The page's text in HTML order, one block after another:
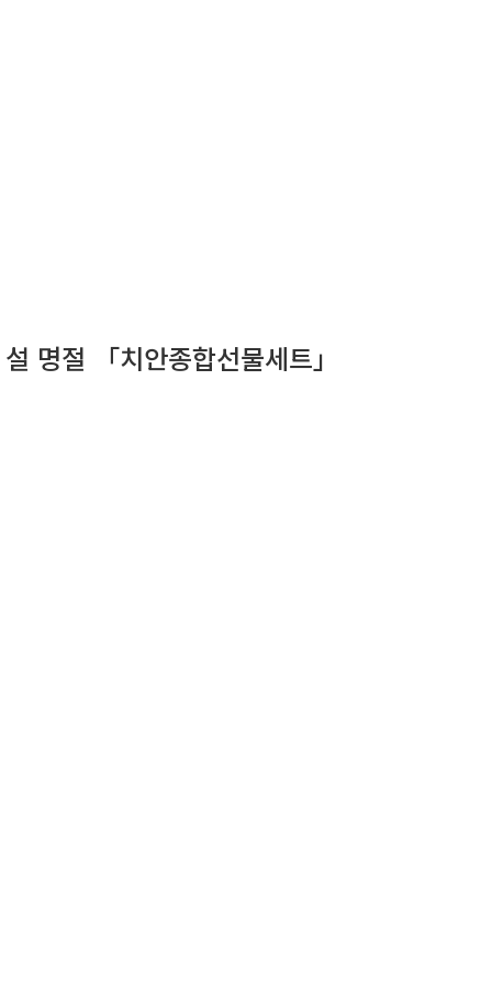
명절 「치안종합선물세트」